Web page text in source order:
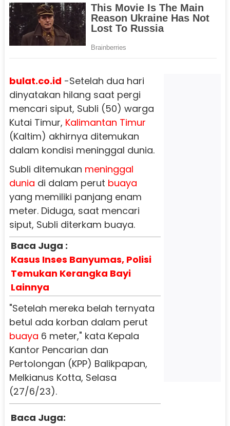
bulat.co.id -Setelah dua hari
dinyatakan hilang saat pergi
mencari siput, Subli (50) warga
Kutai Timur, Kalimantan Timur
(Kaltim) akhirnya ditemukan
dalam kondisi meninggal dunia.
Subli ditemukan meninggal
dunia di dalam perut buaya
yang memiliki panjang enam
meter. Diduga, saat mencari
siput, Subli diterkam buaya.
Baca Juga :
Kasus Inses Banyumas, Polisi
Temukan Kerangka Bayi
Lainnya
"Setelah mereka belah ternyata
betul ada korban dalam perut
buaya 6 meter," kata Kepala
Kantor Pencarian dan
Pertolongan (KPP) Balikpapan,
Melkianus Kotta, Selasa
(27/6/23).
Baca Juga: